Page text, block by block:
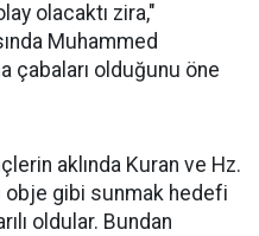
olacaktı zira,"
Muhammed
çabaları olduğunu öne
aklında Kuran ve Hz.
obje gibi sunmak hedefi
oldular. Bundan